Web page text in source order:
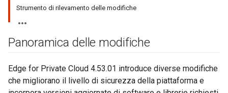
Strumento di rilevamento delle modifiche
Panoramica delle modifiche
Edge for Private Cloud 4.53.01 introduce diverse modifiche
che migliorano il livello di sicurezza della piattaforma e